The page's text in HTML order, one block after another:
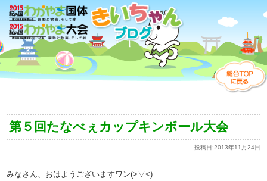
第５回たなべぇカップキンボール大会
投稿日:2013年11月24日
みなさん、おはようございますワン(>▽<)